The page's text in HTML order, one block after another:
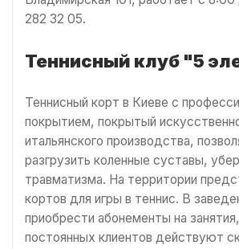
282 32 05.
Теннисный клуб "5
Теннисный корт в Киеве с
покрытием, покрытый
итальянского производства,
разгрузить коленные суставы,
травматизма. На территории
кортов для игры в теннис. В
приобрести абонементы на
постоянных клиентов действуют